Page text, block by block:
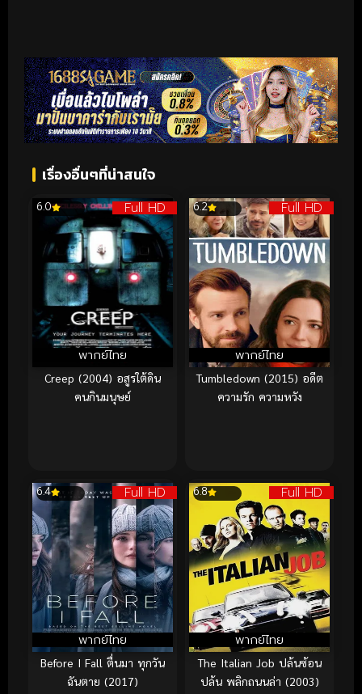
เรื่องอื่นๆที่น่าสนใจ
Full HD
พากย์ไทย
6.0
Creep (2004) อสูรใต้ดิน
คนกินมนุษย์
Full HD
พากย์ไทย
6.2
Tumbledown (2015) อดีต
ความรัก ความหวัง
Full HD
พากย์ไทย
6.4
Before I Fall ตื่นมา ทุกวัน
ฉันตาย (2017)
Full HD
พากย์ไทย
6.8
The Italian Job ปล้นซ้อน
ปล้น พลิกถนนล่า (2003)